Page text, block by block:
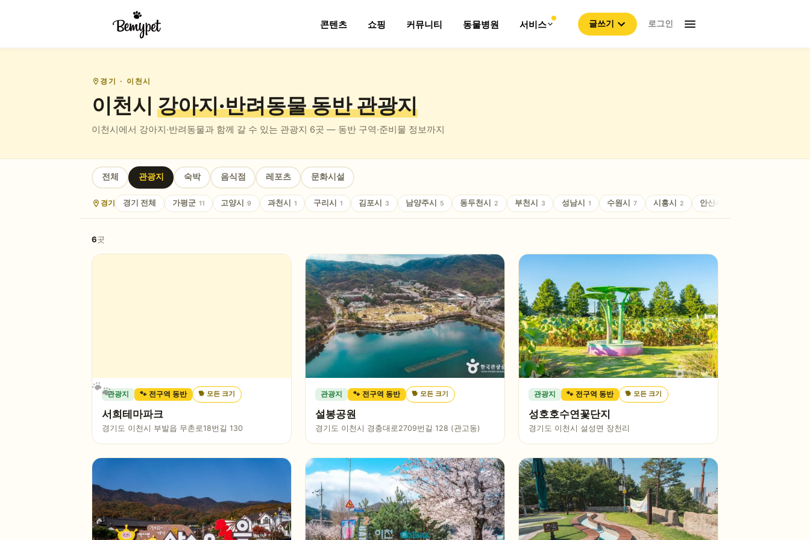
콘텐츠 쇼핑 커뮤니티 동물병원 서비스 글쓰기 로그인
경기 · 이천시
이천시 강아지·반려동물 동반관광지
이천시에서 강아지·반려동물과 함께 갈 수 있는 관광지 6곳 — 동반 구역·준비물 정보까지
전체 관광지 숙박 음식점 레포츠 문화시설
경기 경기 전체 가평군 11 고양시 9 과천시 1 구리시 1 김포시 3 남양주시 5 동두천시 2 부천시 3 성남시 1 수원시 7 시흥시 2 안산시
6곳
관광지 🐾 전구역 동반 🐕모든 크기
서희테마파크
경기도 이천시 부발읍 무촌로18번길 130
관광지 🐾 전구역 동반 🐕모든 크기
설봉공원
경기도 이천시 경충대로2709번길 128 (관고동)
관광지 🐾 전구역 동반 🐕모든 크기
성호호수연꽃단지
경기도 이천시 설성면 장천리